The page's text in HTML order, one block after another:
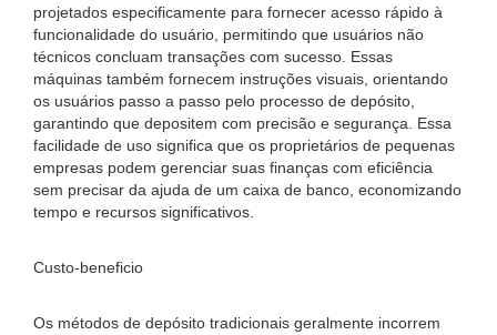
projetados especificamente para fornecer acesso rápido à
funcionalidade do usuário, permitindo que usuários não
técnicos concluam transações com sucesso. Essas
máquinas também fornecem instruções visuais, orientando
os usuários passo a passo pelo processo de depósito,
garantindo que depositem com precisão e segurança. Essa
facilidade de uso significa que os proprietários de pequenas
empresas podem gerenciar suas finanças com eficiência
sem precisar da ajuda de um caixa de banco, economizando
tempo e recursos significativos.
Custo-beneficio
Os métodos de depósito tradicionais geralmente incorrem